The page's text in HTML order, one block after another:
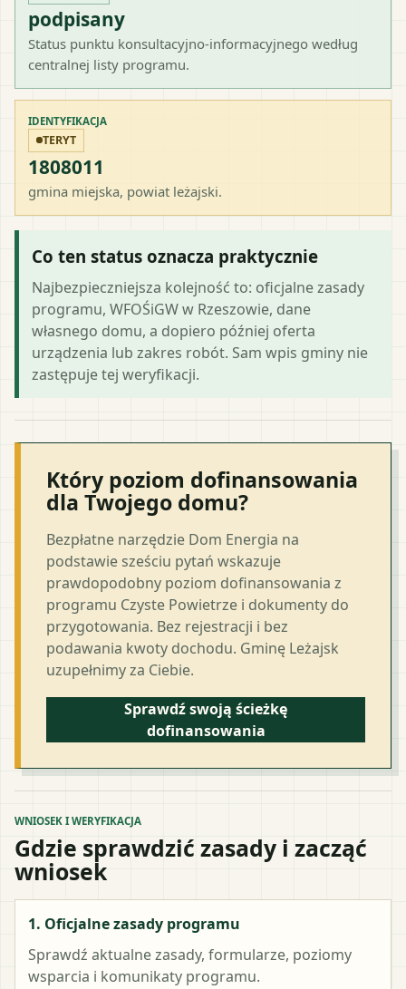
podpisany
Status punktu konsultacyjno-informacyjnego według
centralnej listy programu.
IDENTYFIKACJA
TERYT
1808011
gmina miejska, powiat leżajski.
Co ten status oznacza praktycznie
Najbezpieczniejsza kolejność to: oficjalne zasady
programu, WFOŚiGW w Rzeszowie, dane
własnego domu, a dopiero później oferta
urządzenia lub zakres robót. Sam wpis gminy nie
zastępuje tej weryfikacji.
Który poziom dofinansowania
dla Twojego domu?
Bezpłatne narzędzie Dom Energia na
podstawie sześciu pytań wskazuje
prawdopodobny poziom dofinansowania z
programu Czyste Powietrze i dokumenty do
przygotowania. Bez rejestracji i bez
podawania kwoty dochodu. Gminę Leżajsk
uzupełnimy za Ciebie.
Sprawdź swoją ścieżkę
dofinansowania
WNIOSEK I WERYFIKACJA
Gdzie sprawdzić zasady i zacząć
wniosek
1. Oficjalne zasady programu
Sprawdź aktualne zasady, formularze, poziomy
wsparcia i komunikaty programu.